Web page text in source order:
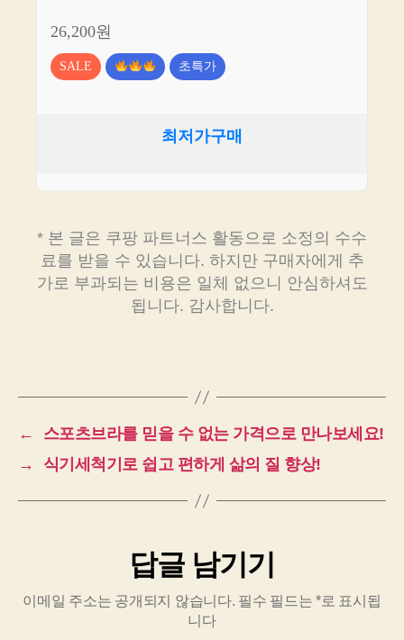
26,200원
SALE 초특가
최저가구매
* 본 글은 쿠팡 파트너스 활동으로 소정의 수수
료를 받을 수 있습니다. 하지만 구매자에게 추
가로 부과되는 비용은 일체 없으니 안심하셔도
됩니다. 감사합니다.
←
스포츠브라를 믿을 수 없는 가격으로 만나보세요!
→
식기세척기로 쉽고 편하게 삶의 질 향상!
답글 남기기
이메일 주소는 공개되지 않습니다. 필수 필드는*로 표시됩
니다